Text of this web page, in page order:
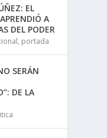
EL
A
DEL PODER
, portada
SERÁN
DE LA